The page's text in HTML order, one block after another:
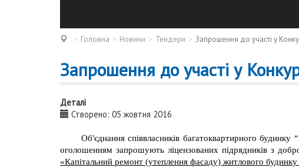
Головна Новини Тендери Запрошення до участі у
Запрошення до участі у
Деталі
Створено: 05 жовтня 2016
Об'єднання співвласників багатоквартирного
оголошенням запрошують ліцензованих підрядників з
«Капітальний ремонт (утеплення фасаду) житлового